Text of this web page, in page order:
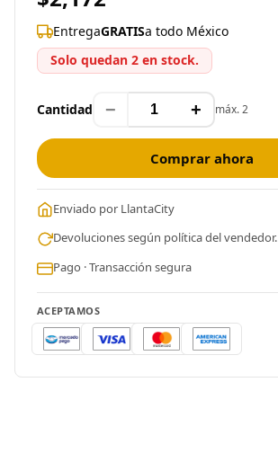
EntregaGRATISa todo México
Solo quedan 2 en stock.
Cantidad − + máx. 2
Comprar ahora
Enviado por LlantaCity
Devoluciones según política del vendedor.
Pago · Transacción segura
ACEPTAMOS